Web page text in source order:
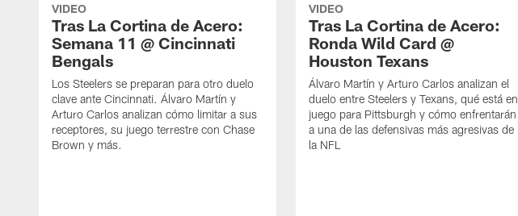
VIDEO
Tras La Cortina de Acero:
Semana 11 @ Cincinnati
Bengals
Los Steelers se preparan para otro duelo
clave ante Cincinnati. Álvaro Martín y
Arturo Carlos analizan cómo limitar a sus
receptores, su juego terrestre con Chase
Brown y más.
VIDEO
Tras La Cortina de Acero:
Ronda Wild Card @
Houston Texans
Álvaro Martín y Arturo Carlos analizan el
duelo entre Steelers y Texans, qué está en
juego para Pittsburgh y cómo enfrentarán
a una de las defensivas más agresivas de
la NFL